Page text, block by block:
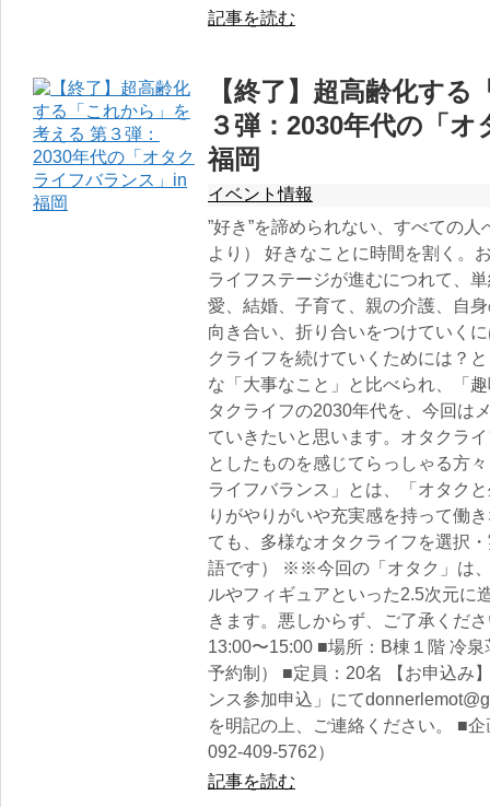
記事を読む
【終了】超高齢化す
３弾：2030年代の「
福岡
イベント情報
”好き”を諦められない、すべての
より） 好きなことに時間を割く。
ライフステージが進むにつれて、
愛、結婚、子育て、親の介護、自
向き合い、折り合いをつけていく
クライフを続けていくためには？
な「大事なこと」と比べられ、「
タクライフの2030年代を、今回は
ていきたいと思います。オタクラ
としたものを感じてらっしゃる方
ライフバランス」とは、「オタク
りがやりがいや充実感を持って働
ても、多様なオタクライフを選択
語です） ※※今回の「オタク」は
ルやフィギュアといった2.5次元に
きます。悪しからず、ご了承くだ
13:00〜15:00 ■場所：B棟１階 冷
予約制） ■定員：20名 【お申込み
ンス参加申込」にて
を明記の上、ご連絡ください。 ■
092-409-5762）
記事を読む